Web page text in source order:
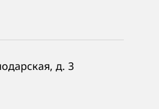
д. 3